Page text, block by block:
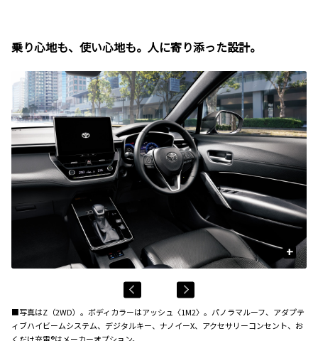
乗り心地も、使い心地も。人に寄り添った設計。
+
■写真はZ（2WD）。ボディカラーはアッシュ〈1M2〉。パノラマルーフ、アダプテ
ィブハイビームシステム、デジタルキー、ナノイーX、アクセサリーコンセント、お
くだけ充電®はメーカーオプション。